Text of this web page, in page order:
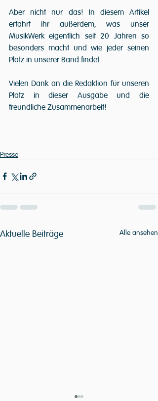
Aber nicht nur das! In diesem Artikel
erfahrt ihr außerdem, was unser
MusikWerk eigentlich seit 20 Jahren so
besonders macht und wie jeder seinen
Platz in unserer Band findet.
Vielen Dank an die Redaktion für unseren
Platz in dieser Ausgabe und die
freundliche Zusammenarbeit!
Presse
Aktuelle Beiträge Alle ansehen